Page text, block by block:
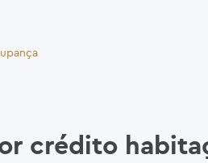
crédito